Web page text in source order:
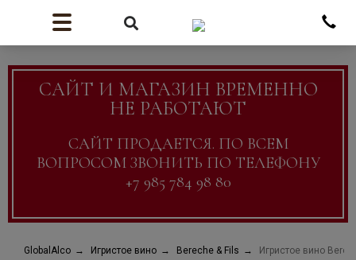
САЙТ И МАГАЗИН ВРЕМЕННО
НЕ РАБОТАЮТ
САЙТ ПРОДАЕТСЯ. ПО ВСЕМ
ВОПРОСОМ ЗВОНИТЬ ПО ТЕЛЕФОНУ
+7 985 784 98 80
GlobalAlco Игристое вино Bereche & Fils Игристое вино